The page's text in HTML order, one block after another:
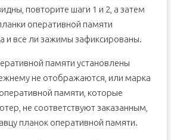
повторите шаги 1 и 2, а затем
оперативной памяти
и все ли зажимы зафиксированы.
памяти установлены
не отображаются, или марка
памяти, которые
не соответствуют заказанным,
планок оперативной памяти.